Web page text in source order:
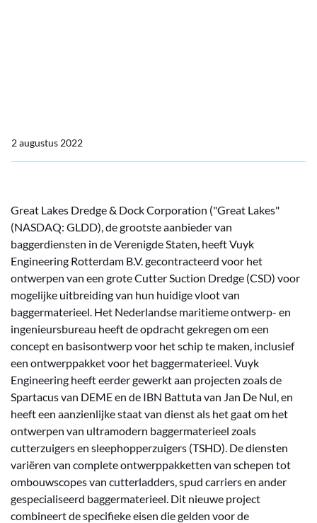
2 augustus 2022
Great Lakes Dredge & Dock Corporation ("Great Lakes"
(NASDAQ: GLDD), de grootste aanbieder van
baggerdiensten in de Verenigde Staten, heeft Vuyk
Engineering Rotterdam B.V. gecontracteerd voor het
ontwerpen van een grote Cutter Suction Dredge (CSD) voor
mogelijke uitbreiding van hun huidige vloot van
baggermaterieel. Het Nederlandse maritieme ontwerp- en
ingenieursbureau heeft de opdracht gekregen om een
concept en basisontwerp voor het schip te maken, inclusief
een ontwerppakket voor het baggermaterieel. Vuyk
Engineering heeft eerder gewerkt aan projecten zoals de
Spartacus van DEME en de IBN Battuta van Jan De Nul, en
heeft een aanzienlijke staat van dienst als het gaat om het
ontwerpen van ultramodern baggermaterieel zoals
cutterzuigers en sleephopperzuigers (TSHD). De diensten
variëren van complete ontwerppakketten van schepen tot
ombouwscopes van cutterladders, spud carriers en ander
gespecialiseerd baggermaterieel. Dit nieuwe project
combineert de specifieke eisen die gelden voor de